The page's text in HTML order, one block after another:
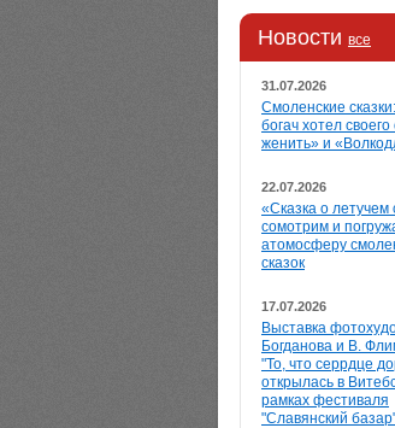
Новости все
31.07.2026
Смоленские
богач хотел
женить» и
22.07.2026
«Сказка о летучем
сомотрим и
атомосферу
сказок
17.07.2026
Выставка
Богданова и В.
"То, что серрдце
открылась в
рамках фестиваля
"Славянский